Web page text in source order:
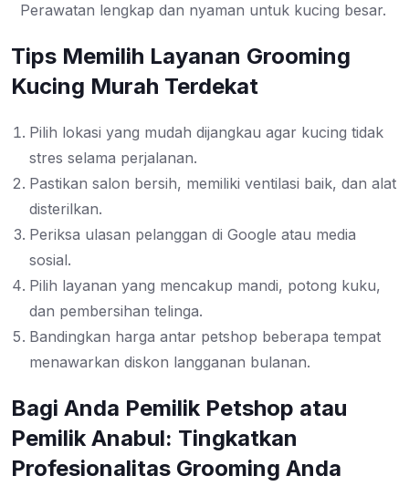
Perawatan lengkap dan nyaman untuk kucing besar.
Tips Memilih Layanan Grooming
Kucing Murah Terdekat
Pilih lokasi yang mudah dijangkau agar kucing tidak
stres selama perjalanan.
Pastikan salon bersih, memiliki ventilasi baik, dan alat
disterilkan.
Periksa ulasan pelanggan di Google atau media
sosial.
Pilih layanan yang mencakup mandi, potong kuku,
dan pembersihan telinga.
Bandingkan harga antar petshop beberapa tempat
menawarkan diskon langganan bulanan.
Bagi Anda Pemilik Petshop atau
Pemilik Anabul: Tingkatkan
Profesionalitas Grooming Anda